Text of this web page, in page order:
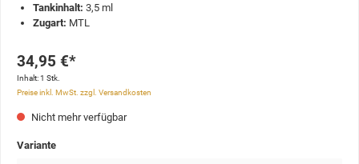
Tankinhalt: 3,5 ml
Zugart: MTL
34,95 €*
Inhalt:1 Stk.
Preise inkl. MwSt. zzgl. Versandkosten
Nicht mehr verfügbar
Variante